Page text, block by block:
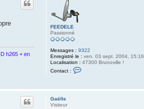
FEEDELE
Passionné
Messages : 9322
Enregistré le : ven. 03 sept. 2004, 15:16
Localisation : 47300 Brunoville !
Contact :
h265 + en
Gaëlle
Visiteur